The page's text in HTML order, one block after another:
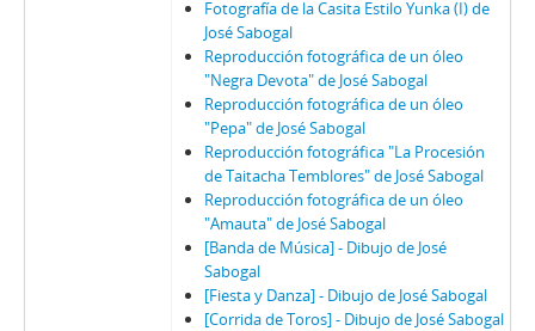
Fotografía de la Casita Estilo Yunka (I) de
José Sabogal
Reproducción fotográfica de un óleo
"Negra Devota" de José Sabogal
Reproducción fotográfica de un óleo
"Pepa" de José Sabogal
Reproducción fotográfica "La Procesión
de Taitacha Temblores" de José Sabogal
Reproducción fotográfica de un óleo
"Amauta" de José Sabogal
[Banda de Música] - Dibujo de José
Sabogal
[Fiesta y Danza] - Dibujo de José Sabogal
[Corrida de Toros] - Dibujo de José Sabogal